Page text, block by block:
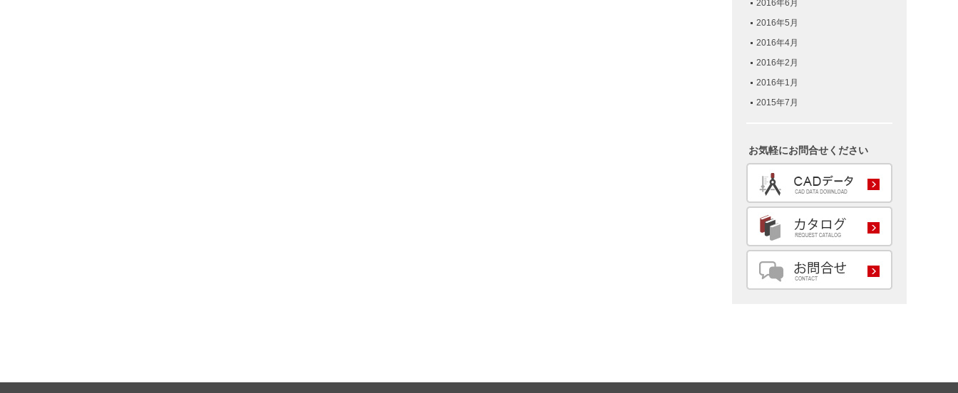
2016年6月
2016年5月
2016年4月
2016年2月
2016年1月
2015年7月
お気軽にお問合せください